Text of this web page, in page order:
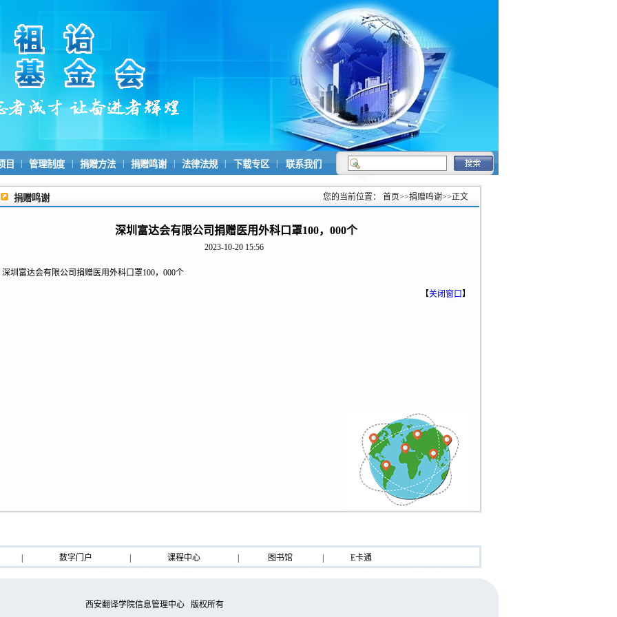
目 管理制度 捐赠方法 捐赠鸣谢 法律法规 下载专区 联系我们
捐赠鸣谢 您的当前位置： 首页>>捐赠鸣谢>>正文
深圳富达会有限公司捐赠医用外科口罩100，000个
2023-10-20 15:56
深圳富达会有限公司捐赠医用外科口罩100，000个
【关闭窗口】
数字门户 课程中心 图书馆 E卡通
西安翻译学院信息管理中心 版权所有